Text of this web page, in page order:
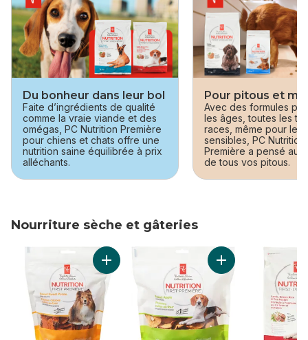
Du bonheur dans leur bol
Faite d’ingrédients de qualité
comme la vraie viande et des
omégas, PC Nutrition Première
pour chiens et chats offre une
nutrition saine équilibrée à prix
alléchants.
Pour pitous et
Avec des formules
les âges, toutes les
races, même pour les
sensibles, PC Nutrition
Première a pensé au
de tous vos pitous.
Nourriture sèche et gâteries
sauter Nourriture sèche et gâteries
Ajouter Gâteries de patates douces cuites
Ajouter Pommes